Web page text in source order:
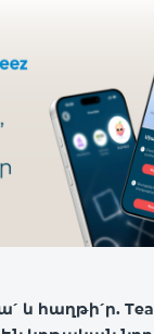
և հաղթի՛ր.